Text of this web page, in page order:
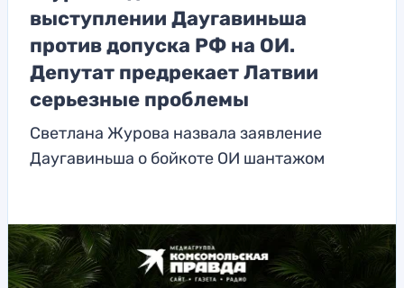
выступлении Даугавиньша
против допуска РФ на ОИ.
Депутат предрекает Латвии
серьезные проблемы
Светлана Журова назвала заявление
Даугавиньша о бойкоте ОИ шантажом